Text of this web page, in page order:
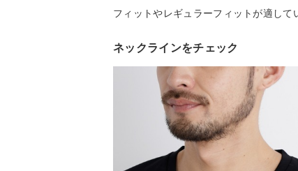
フィットやレギュラーフィットが適して
ネックラインをチェック